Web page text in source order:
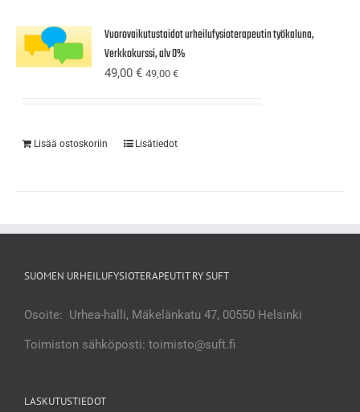
Vuorovaikutustaidot urheilufysioterapeutin työkaluna,
Verkkokurssi, alv 0%
49,00€ 49,00€
Lisää ostoskoriin Lisätiedot
SUOMEN URHEILUFYSIOTERAPEUTIT RY SUFT
Osoite: Urhea-halli, Mäkelänkatu 47, 00550 Helsinki
Toimiston sähköposti: toimisto@suft.fi
LASKUTUSTIEDOT